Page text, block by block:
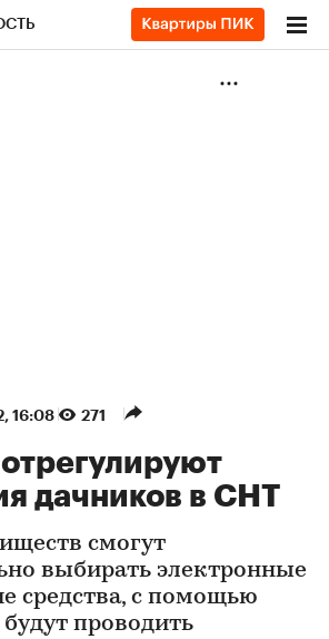
16:08 271
дачников в СНТ
смогут
выбирать электронные
средства, с помощью
проводить